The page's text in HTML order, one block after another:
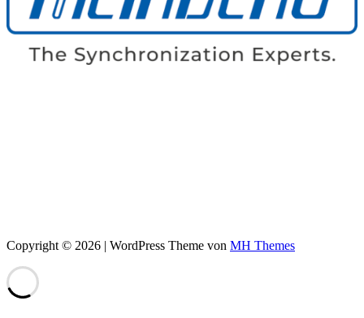
Copyright © 2026 | WordPress Theme von MH Themes